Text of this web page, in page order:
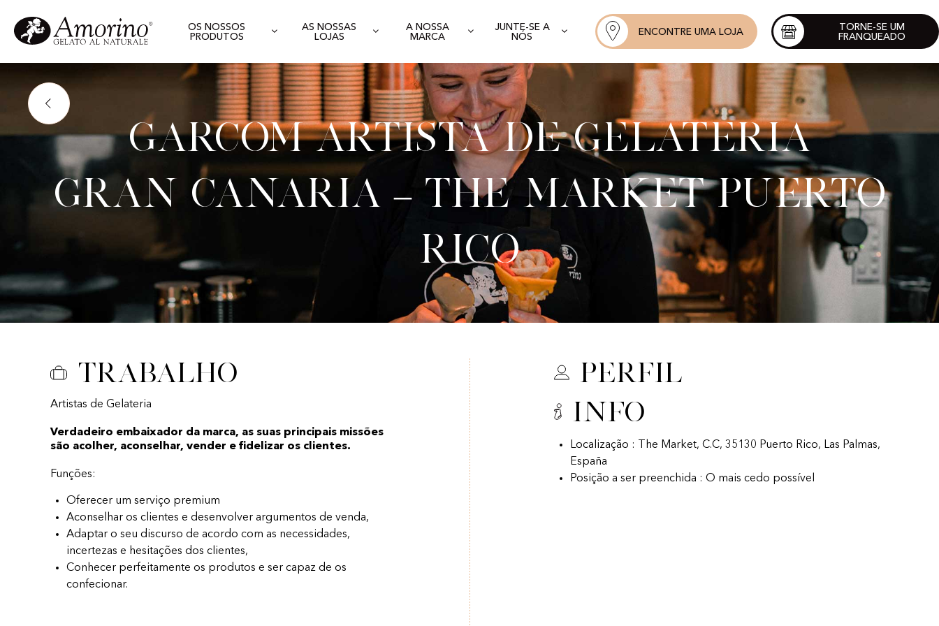
OS NOSSOS
PRODUTOS
AS NOSSAS
LOJAS
A NOSSA
MARCA
JUNTE-SE A
NÓS
ENCONTRE UMA LOJA
TORNE-SE UM
FRANQUEADO
Garcom artista de gelateria
Gran Canaria – The Market Puerto
Rico
Trabalho
Artistas de Gelateria
Verdadeiro embaixador da marca, as suas principais missões
são acolher, aconselhar, vender e fidelizar os clientes.
Funções:
Oferecer um serviço premium
Aconselhar os clientes e desenvolver argumentos de venda,
Adaptar o seu discurso de acordo com as necessidades,
incertezas e hesitações dos clientes,
Conhecer perfeitamente os produtos e ser capaz de os
confecionar.
Perfil
Info
Localização : The Market, C.C, 35130 Puerto Rico, Las Palmas,
España
Posição a ser preenchida : O mais cedo possível